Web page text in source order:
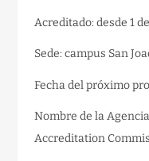
Acreditado: desde 1
Sede: campus San
Fecha del próximo
Nombre de la
Accreditation